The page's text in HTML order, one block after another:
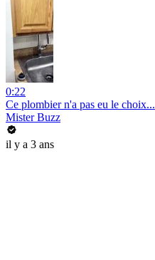
0:22
Ce plombier n'a pas eu le choix...
Mister Buzz
il y a 3 ans